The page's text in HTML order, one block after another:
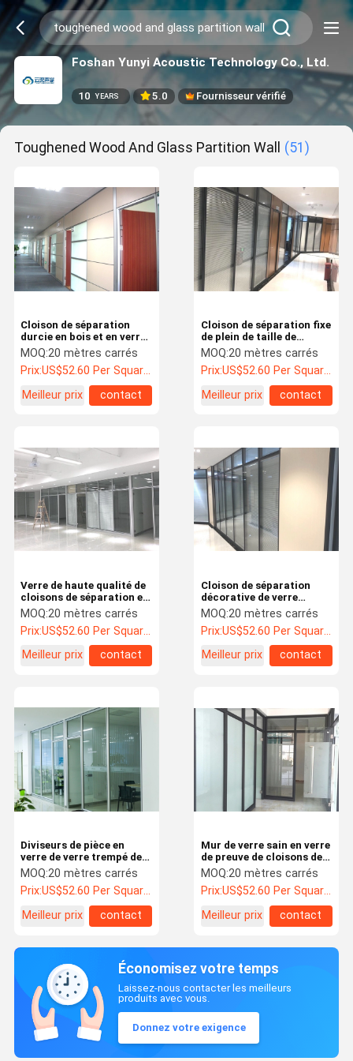
Foshan Yunyi Acoustic Technology Co., Ltd.
10 YEARS 5.0 Fournisseur vérifié
Toughened Wood And Glass Partition Wall (51)
Cloison de séparation
durcie en bois et en verre
de sécurité avec le cadre
en aluminium
MOQ:20 mètres carrés
Prix:US$52.60 Per Square Meter
Meilleur prix
contact
Cloison de séparation fixe
de plein de taille de
bureau en verre bureau de
cloison de séparation
avec des abat-jour
MOQ:20 mètres carrés
Prix:US$52.60 Per Square Meter
Meilleur prix
contact
Verre de haute qualité de
cloisons de séparation en
verre de bureau seul pour
l'immeuble de bureaux
MOQ:20 mètres carrés
Prix:US$52.60 Per Square Meter
Meilleur prix
contact
Cloison de séparation
décorative de verre
trempé
MOQ:20 mètres carrés
Prix:US$52.60 Per Square Meter
Meilleur prix
contact
Diviseurs de pièce en
verre de verre trempé de
cloisons de séparation de
bureau pour le bureau
MOQ:20 mètres carrés
Prix:US$52.60 Per Square Meter
Meilleur prix
contact
Mur de verre sain en verre
de preuve de cloisons de
séparation de bureau
pour le bureau
MOQ:20 mètres carrés
Prix:US$52.60 Per Square Meter
Meilleur prix
contact
Économisez votre temps
Laissez-nous contacter les meilleurs
produits avec vous.
Donnez votre exigence